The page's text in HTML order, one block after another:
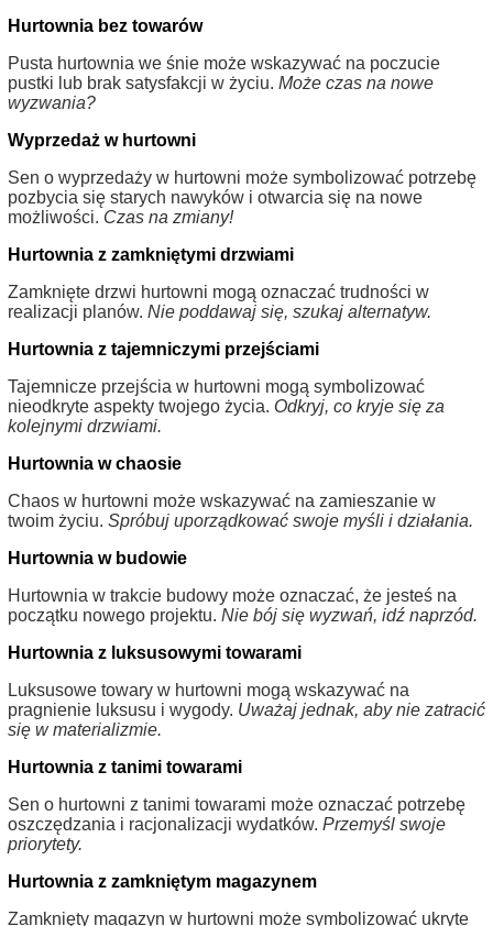
Hurtownia bez towarów
Pusta hurtownia we śnie może wskazywać na poczucie
pustki lub brak satysfakcji w życiu. Może czas na nowe
wyzwania?
Wyprzedaż w hurtowni
Sen o wyprzedaży w hurtowni może symbolizować potrzebę
pozbycia się starych nawyków i otwarcia się na nowe
możliwości. Czas na zmiany!
Hurtownia z zamkniętymi drzwiami
Zamknięte drzwi hurtowni mogą oznaczać trudności w
realizacji planów. Nie poddawaj się, szukaj alternatyw.
Hurtownia z tajemniczymi przejściami
Tajemnicze przejścia w hurtowni mogą symbolizować
nieodkryte aspekty twojego życia. Odkryj, co kryje się za
kolejnymi drzwiami.
Hurtownia w chaosie
Chaos w hurtowni może wskazywać na zamieszanie w
twoim życiu. Spróbuj uporządkować swoje myśli i działania.
Hurtownia w budowie
Hurtownia w trakcie budowy może oznaczać, że jesteś na
początku nowego projektu. Nie bój się wyzwań, idź naprzód.
Hurtownia z luksusowymi towarami
Luksusowe towary w hurtowni mogą wskazywać na
pragnienie luksusu i wygody. Uważaj jednak, aby nie zatracić
się w materializmie.
Hurtownia z tanimi towarami
Sen o hurtowni z tanimi towarami może oznaczać potrzebę
oszczędzania i racjonalizacji wydatków. Przemyśl swoje
priorytety.
Hurtownia z zamkniętym magazynem
Zamknięty magazyn w hurtowni może symbolizować ukryte